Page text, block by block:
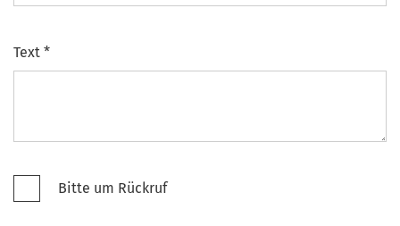
Text *
Bitte um Rückruf